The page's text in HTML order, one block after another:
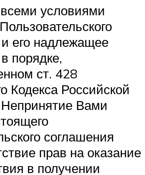
условиями
его надлежащее
порядке,
ст. 428
Кодекса Российской
Вами
соглашения
прав на оказание
в получении